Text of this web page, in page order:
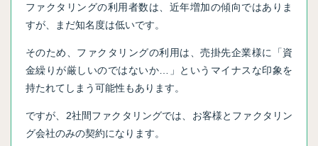
ファクタリングの利用者数は、近年増加の傾向ではありま
すが、まだ知名度は低いです。
そのため、ファクタリングの利用は、売掛先企業様に「資
金繰りが厳しいのではないか…」というマイナスな印象を
持たれてしまう可能性もあります。
ですが、2社間ファクタリングでは、お客様とファクタリン
グ会社のみの契約になります。